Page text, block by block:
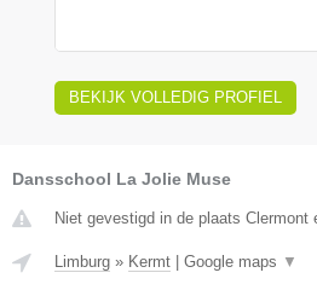
BEKIJK VOLLEDIG PROFIEL
Dansschool La Jolie Muse
Niet gevestigd in de plaats Clermont
Limburg » Kermt Google maps ▼